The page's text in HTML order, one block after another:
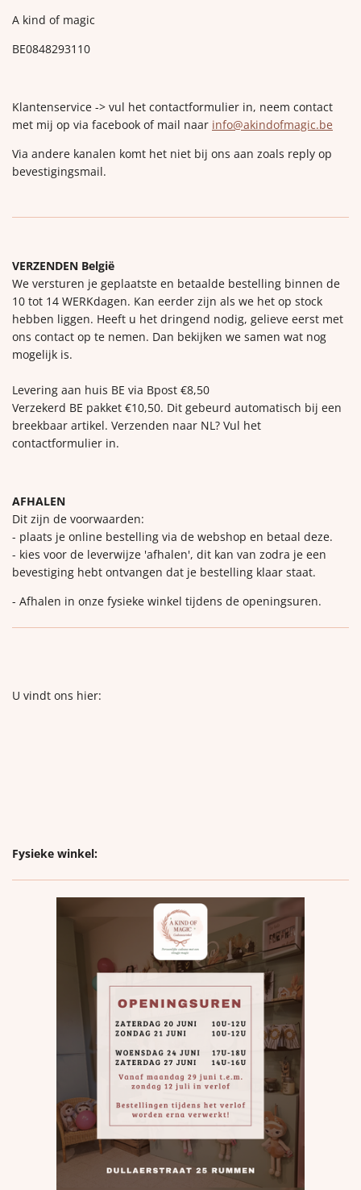
A kind of magic
BE0848293110
Klantenservice -> vul het contactformulier in, neem contact
met mij op via facebook of mail naar info@akindofmagic.be
Via andere kanalen komt het niet bij ons aan zoals reply op
bevestigingsmail.
VERZENDEN België
We versturen je geplaatste en betaalde bestelling binnen de
10 tot 14 WERKdagen. Kan eerder zijn als we het op stock
hebben liggen. Heeft u het dringend nodig, gelieve eerst met
ons contact op te nemen. Dan bekijken we samen wat nog
mogelijk is.
Levering aan huis BE via Bpost €8,50
Verzekerd BE pakket €10,50. Dit gebeurd automatisch bij een
breekbaar artikel. Verzenden naar NL? Vul het
contactformulier in.
AFHALEN
Dit zijn de voorwaarden:
- plaats je online bestelling via de webshop en betaal deze.
- kies voor de leverwijze 'afhalen', dit kan van zodra je een
bevestiging hebt ontvangen dat je bestelling klaar staat.
- Afhalen in onze fysieke winkel tijdens de openingsuren.
U vindt ons hier:
Fysieke winkel: